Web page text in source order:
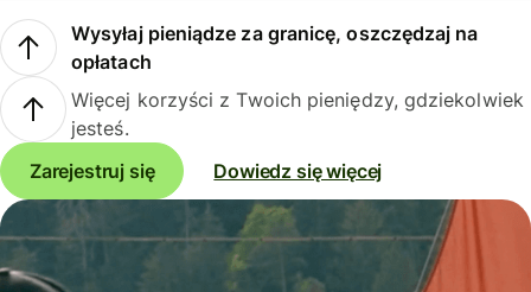
Wysyłaj pieniądze za granicę, oszczędzaj na
opłatach
Więcej korzyści z Twoich pieniędzy, gdziekolwiek
jesteś.
Zarejestruj się
Dowiedz się więcej